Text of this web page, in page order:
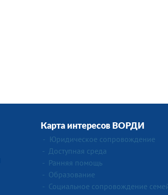
Карта интересов ВОРДИ
- Юридическое сопровождение
- Доступная среда
- Ранняя помощь
- Образование
- Социальное сопровождение